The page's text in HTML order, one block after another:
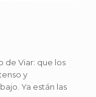
de Viar: que los
y
Ya están las